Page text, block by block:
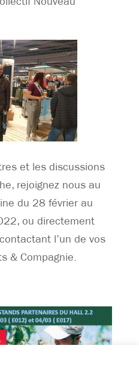
et les discussions
rejoignez nous au
du 28 février au
ou directement
l’un de vos
& Compagnie.